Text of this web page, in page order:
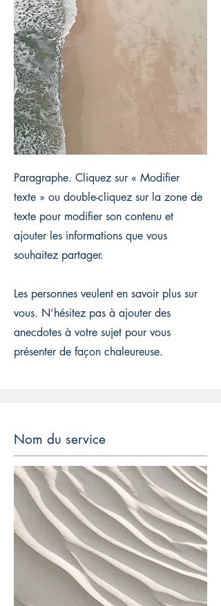
Paragraphe. Cliquez sur « Modifier
texte » ou double-cliquez sur la zone de
texte pour modifier son contenu et
ajouter les informations que vous
souhaitez partager.
Les personnes veulent en savoir plus sur
vous. N’hésitez pas à ajouter des
anecdotes à votre sujet pour vous
présenter de façon chaleureuse.
Nom du service